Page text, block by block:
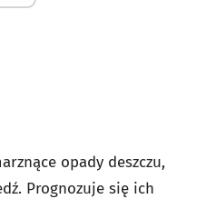
opady deszczu,
Prognozuje się ich